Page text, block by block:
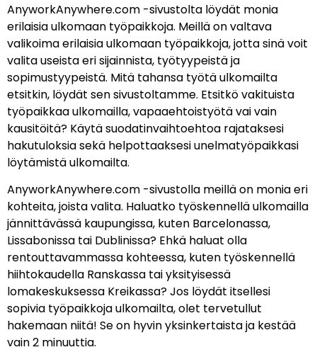
AnyworkAnywhere.com -sivustolta löydät monia
erilaisia ulkomaan työpaikkoja. Meillä on valtava
valikoima erilaisia ulkomaan työpaikkoja, jotta sinä voit
valita useista eri sijainnista, työtyypeistä ja
sopimustyypeistä. Mitä tahansa työtä ulkomailta
etsitkin, löydät sen sivustoltamme. Etsitkö vakituista
työpaikkaa ulkomailla, vapaaehtoistyötä vai vain
kausitöitä? Käytä suodatinvaihtoehtoa rajataksesi
hakutuloksia sekä helpottaaksesi unelmatyöpaikkasi
löytämistä ulkomailta.
AnyworkAnywhere.com -sivustolla meillä on monia eri
kohteita, joista valita. Haluatko työskennellä ulkomailla
jännittävässä kaupungissa, kuten Barcelonassa,
Lissabonissa tai Dublinissa? Ehkä haluat olla
rentouttavammassa kohteessa, kuten työskennellä
hiihtokaudella Ranskassa tai yksityisessä
lomakeskuksessa Kreikassa? Jos löydät itsellesi
sopivia työpaikkoja ulkomailta, olet tervetullut
hakemaan niitä! Se on hyvin yksinkertaista ja kestää
vain 2 minuuttia.